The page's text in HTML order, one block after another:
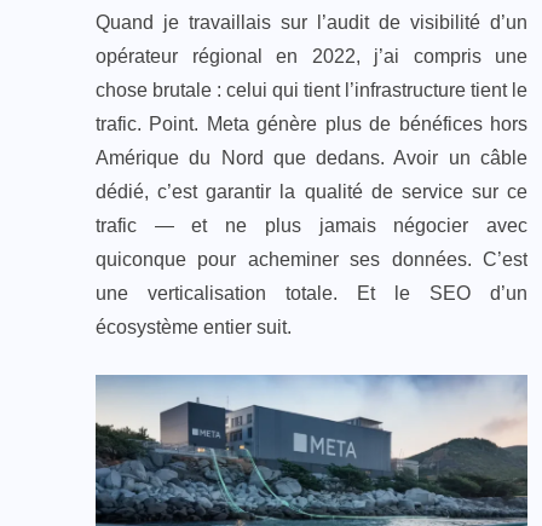
Quand je travaillais sur l’audit de visibilité d’un
opérateur régional en 2022, j’ai compris une
chose brutale : celui qui tient l’infrastructure tient le
trafic. Point. Meta génère plus de bénéfices hors
Amérique du Nord que dedans. Avoir un câble
dédié, c’est garantir la qualité de service sur ce
trafic — et ne plus jamais négocier avec
quiconque pour acheminer ses données. C’est
une verticalisation totale. Et le SEO d’un
écosystème entier suit.